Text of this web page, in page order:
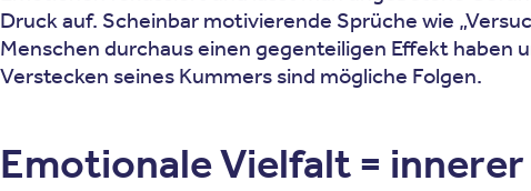
Druck auf. Scheinbar motivierende Sprüche wie
Menschen durchaus einen gegenteiligen Effekt haben
Verstecken seines Kummers sind mögliche Folgen.
Emotionale Vielfalt =